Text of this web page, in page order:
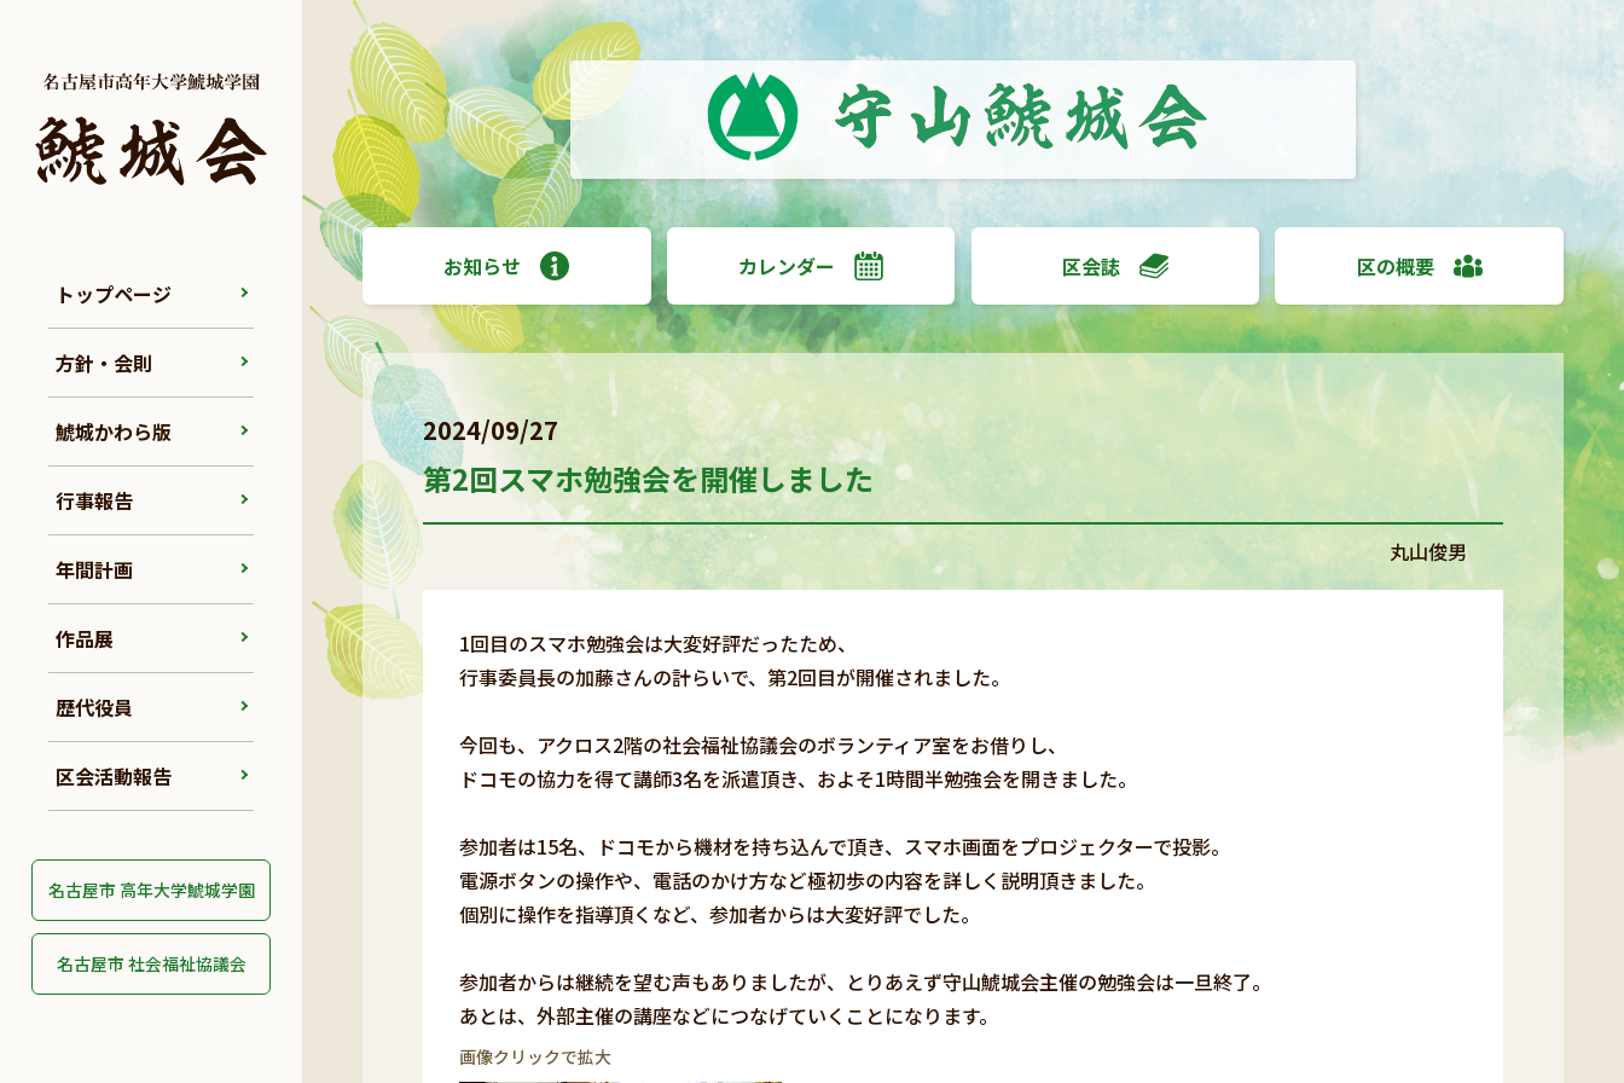
トップページ
方針・会則
鯱城かわら版
行事報告
年間計画
作品展
歴代役員
区会活動報告
名古屋市 高年大学鯱城学園
名古屋市 社会福祉協議会
お知らせ カレンダー 区会誌 区の概要
2024/09/27
第2回スマホ勉強会を開催しました
丸山俊男
1回目のスマホ勉強会は大変好評だったため、
行事委員長の加藤さんの計らいで、第2回目が開催されました。
今回も、アクロス2階の社会福祉協議会のボランティア室をお借りし、
ドコモの協力を得て講師3名を派遣頂き、およそ1時間半勉強会を開きました。
参加者は15名、ドコモから機材を持ち込んで頂き、スマホ画面をプロジェクターで投影。
電源ボタンの操作や、電話のかけ方など極初歩の内容を詳しく説明頂きました。
個別に操作を指導頂くなど、参加者からは大変好評でした。
参加者からは継続を望む声もありましたが、とりあえず守山鯱城会主催の勉強会は一旦終了。
あとは、外部主催の講座などにつなげていくことになります。
画像クリックで拡大